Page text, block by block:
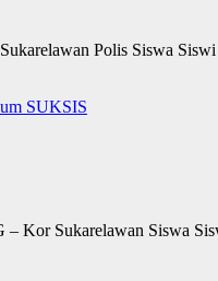
Polis Siswa
SUKSIS
Sukarelawan Siswa